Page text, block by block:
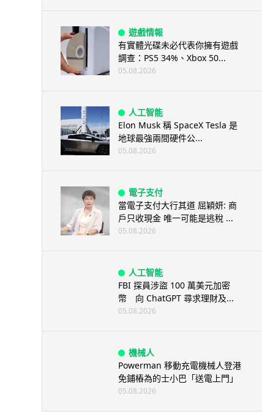
遊戲情報
有實體光碟未必代表你擁有遊戲
調查：PS5 34%、Xbox 50...
05.08.2026
人工智能
Elon Musk 稱 SpaceX Tesla 是
地球最強兩間硬件公...
05.08.2026
電子支付
當電子支付大行其道 屈穎妍: 商
戶只收現金 唯一可能是逃稅 ...
05.08.2026
人工智能
FBI 探員涉盜 100 萬美元加密
幣 向 ChatGPT 尋求理財及...
05.08.2026
機械人
Powerman 移動充電機械人登港
免鋪樁為的士小巴「送電上門」
05.08.2026